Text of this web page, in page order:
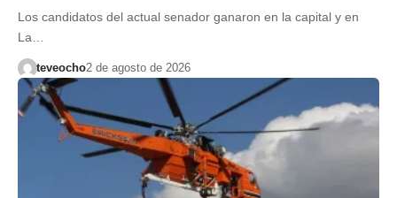
Los candidatos del actual senador ganaron en la capital y en
La…
teveocho2 de agosto de 2026